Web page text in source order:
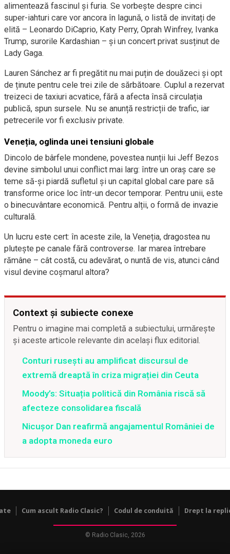
alimentează fascinul și furia. Se vorbește despre cinci
super-iahturi care vor ancora în lagună, o listă de invitați de
elită – Leonardo DiCaprio, Katy Perry, Oprah Winfrey, Ivanka
Trump, surorile Kardashian – și un concert privat susținut de
Lady Gaga.
Lauren Sánchez ar fi pregătit nu mai puțin de douăzeci și opt
de ținute pentru cele trei zile de sărbătoare. Cuplul a rezervat
treizeci de taxiuri acvatice, fără a afecta însă circulația
publică, spun sursele. Nu se anunță restricții de trafic, iar
petrecerile vor fi exclusiv private.
Veneția, oglinda unei tensiuni globale
Dincolo de bârfele mondene, povestea nunții lui Jeff Bezos
devine simbolul unui conflict mai larg: între un oraș care se
teme să-și piardă sufletul și un capital global care pare să
transforme orice loc într-un decor temporar. Pentru unii, este
o binecuvântare economică. Pentru alții, o formă de invazie
culturală.
Un lucru este cert: în aceste zile, la Veneția, dragostea nu
plutește pe canale fără controverse. Iar marea întrebare
rămâne – cât costă, cu adevărat, o nuntă de vis, atunci când
visul devine coșmarul altora?
Context și subiecte conexe
Pentru o imagine mai completă a subiectului, urmărește
și aceste articole relevante din același flux editorial.
Conturi rusești au amplificat discursul de
extremă dreaptă în criza migrației din Ceuta
Moody’s: Situația politică din România riscă să
afecteze consolidarea fiscală
Nicușor Dan reafirmă angajamentul României de
a adopta moneda euro
Cum ascult Radio Clasic? Codul de conduită Drept la
© Radio Clasic, 2026